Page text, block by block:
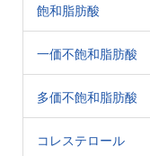
飽和脂肪酸
一価不飽和脂肪酸
多価不飽和脂肪酸
コレステロール